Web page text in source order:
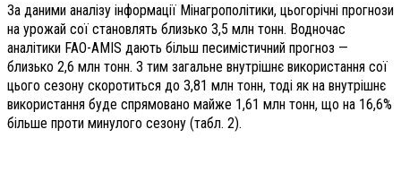
За даними аналізу інформації Мінагрополітики, цьогорічні прогнози
на урожай сої становлять близько 3,5 млн тонн. Водночас
аналітики FAO-AMIS дають більш песимістичний прогноз —
близько 2,6 млн тонн. З тим загальне внутрішнє використання сої
цього сезону скоротиться до 3,81 млн тонн, тоді як на внутрішнє
використання буде спрямовано майже 1,61 млн тонн, що на 16,6%
більше проти минулого сезону (табл. 2).